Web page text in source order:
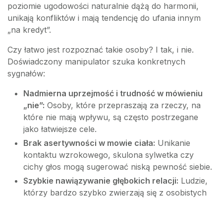
poziomie ugodowości naturalnie dążą do harmonii,
unikają konfliktów i mają tendencję do ufania innym
„na kredyt”.
Czy łatwo jest rozpoznać takie osoby? I tak, i nie.
Doświadczony manipulator szuka konkretnych
sygnałów:
Nadmierna uprzejmość i trudność w mówieniu
„nie”: Osoby, które przepraszają za rzeczy, na
które nie mają wpływu, są często postrzegane
jako łatwiejsze cele.
Brak asertywności w mowie ciała: Unikanie
kontaktu wzrokowego, skulona sylwetka czy
cichy głos mogą sugerować niską pewność siebie.
Szybkie nawiązywanie głębokich relacji: Ludzie,
którzy bardzo szybko zwierzają się z osobistych